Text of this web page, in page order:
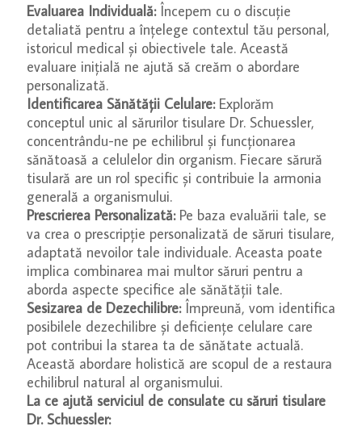
Evaluarea Individuală:Începem cu o discuție
detaliată pentru a înțelege contextul tău personal,
istoricul medical și obiectivele tale. Această
evaluare inițială ne ajută să creăm o abordare
personalizată.
Identificarea Sănătății Celulare:Explorăm
conceptul unic al sărurilor tisulare Dr. Schuessler,
concentrându-ne pe echilibrul și funcționarea
sănătoasă a celulelor din organism. Fiecare sărură
tisulară are un rol specific și contribuie la armonia
generală a organismului.
Prescrierea Personalizată:Pe baza evaluării tale, se
va crea o prescripție personalizată de săruri tisulare,
adaptată nevoilor tale individuale. Aceasta poate
implica combinarea mai multor săruri pentru a
aborda aspecte specifice ale sănătății tale.
Sesizarea de Dezechilibre:Împreună, vom identifica
posibilele dezechilibre și deficiențe celulare care
pot contribui la starea ta de sănătate actuală.
Această abordare holistică are scopul de a restaura
echilibrul natural al organismului.
La ce ajută serviciul de consulate cu săruri tisulare
Dr. Schuessler: